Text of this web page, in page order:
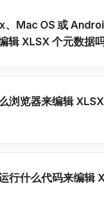
、Mac OS 或
辑 XLSX 个元数据
浏览器来编辑
行什么代码来编辑